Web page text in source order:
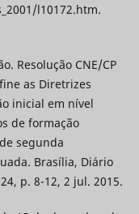
l10172.htm.
Resolução CNE/CP
as Diretrizes
inicial em nível
de formação
segunda
Brasília, Diário
p. 8-12, 2 jul. 2015.